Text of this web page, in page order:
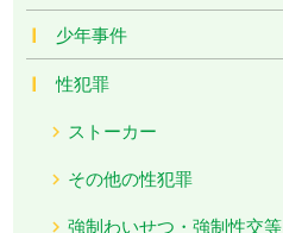
少年事件
性犯罪
ストーカー
その他の性犯罪
強制わいせつ・強制性交等